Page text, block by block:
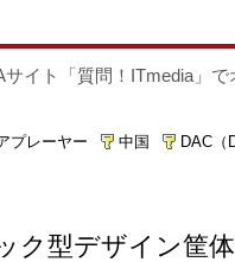
イト「質問！ITmedia」
プレーヤー 中国
DAC（
ク型デザイン筐